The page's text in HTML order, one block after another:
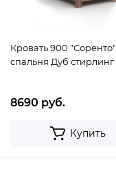
Кровать 900 "Соренто"
спальня Дуб стирлинг
8690 руб.
Купить